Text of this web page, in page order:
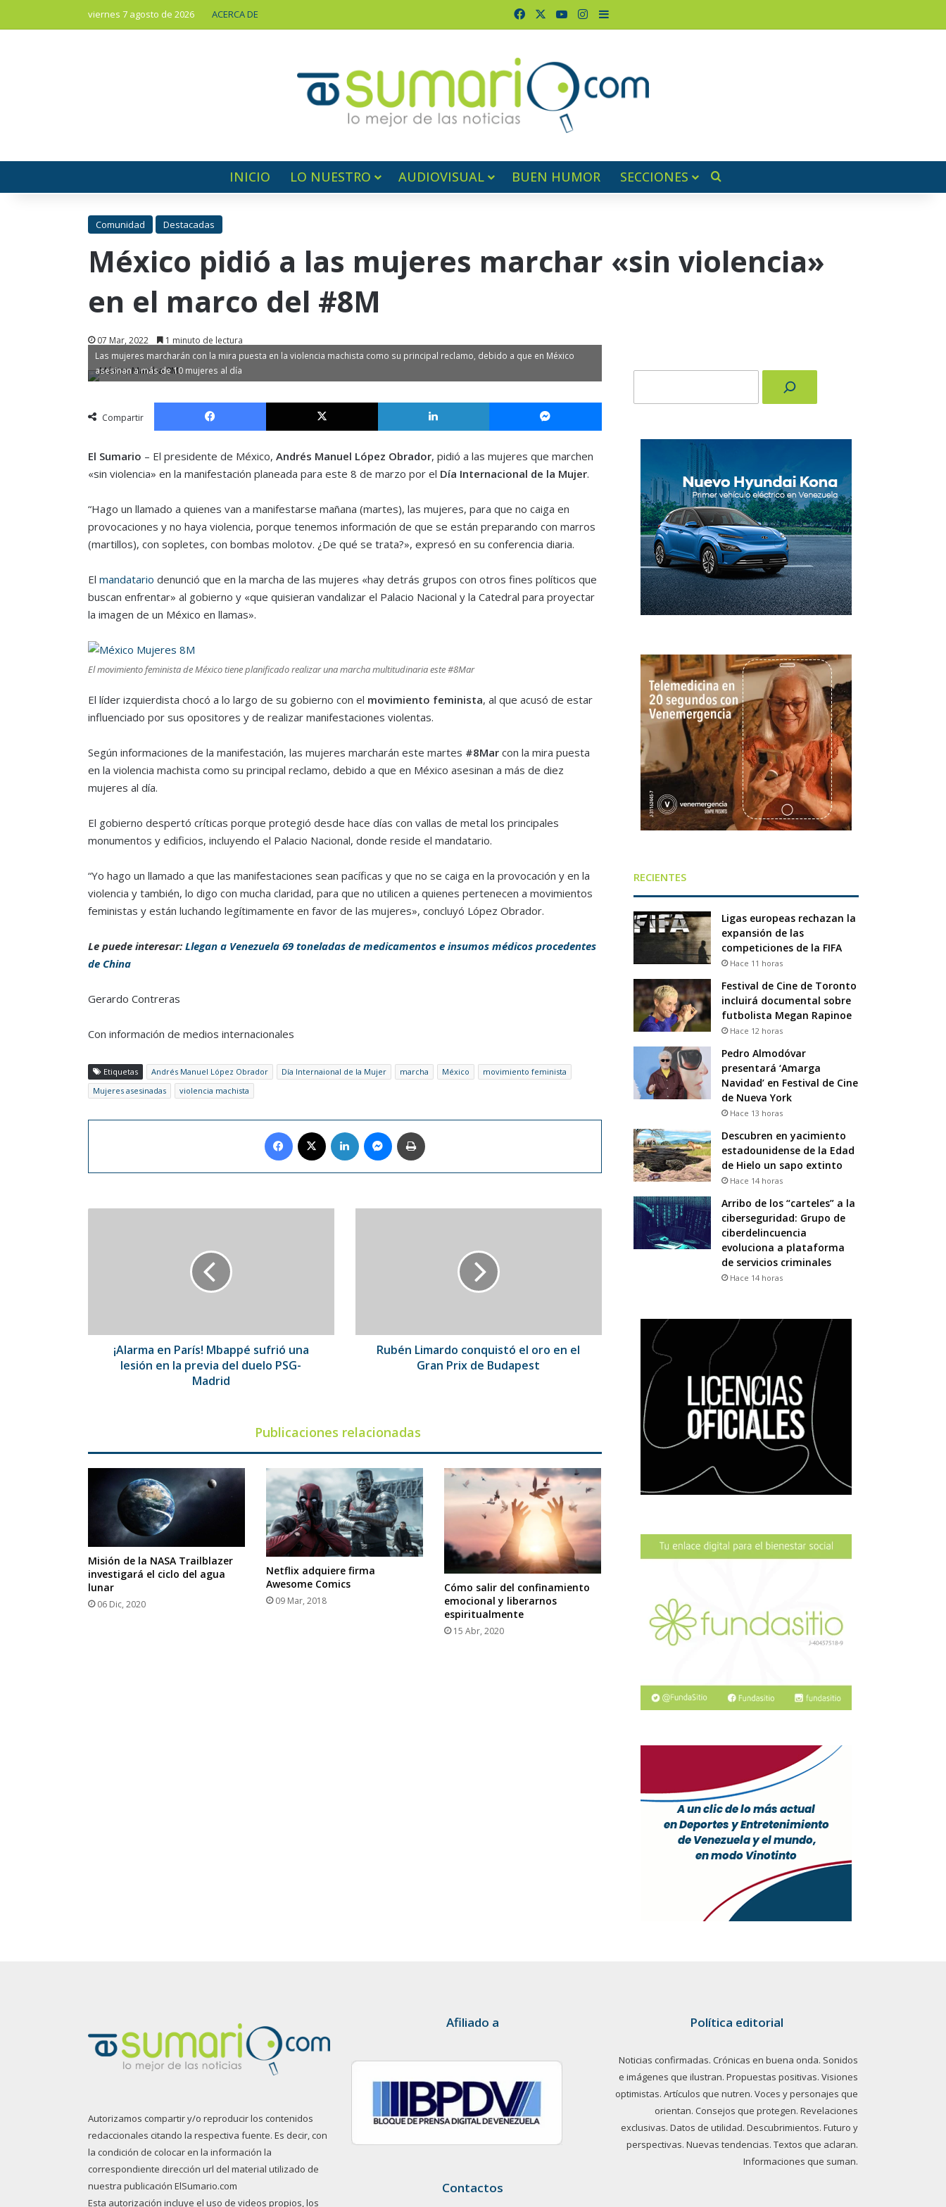
viernes 7 agosto de 2026 ACERCA DE FacebookYouTubeInstagram
Barra lateral
INICIO LO NUESTRO AUDIOVISUAL BUEN HUMOR SECCIONES
Comunidad Destacadas
México pidió a las mujeres marchar «sin violencia»
en el marco del #8M
07 Mar, 2022 1 minuto de lectura
Las mujeres marcharán con la mira puesta en la violencia machista como su principal reclamo, debido a que en México
asesinan a más de 10 mujeres al día
Compartir
Facebook X LinkedIn Messenger
El Sumario – El presidente de México, Andrés Manuel López Obrador, pidió a las mujeres que marchen
«sin violencia» en la manifestación planeada para este 8 de marzo por el Día Internacional de la Mujer.
“Hago un llamado a quienes van a manifestarse mañana (martes), las mujeres, para que no caiga en
provocaciones y no haya violencia, porque tenemos información de que se están preparando con marros
(martillos), con sopletes, con bombas molotov. ¿De qué se trata?», expresó en su conferencia diaria.
El mandatario denunció que en la marcha de las mujeres «hay detrás grupos con otros fines políticos que
buscan enfrentar» al gobierno y «que quisieran vandalizar el Palacio Nacional y la Catedral para proyectar
la imagen de un México en llamas».
El movimiento feminista de México tiene planificado realizar una marcha multitudinaria este #8Mar
El líder izquierdista chocó a lo largo de su gobierno con el movimiento feminista, al que acusó de estar
influenciado por sus opositores y de realizar manifestaciones violentas.
Según informaciones de la manifestación, las mujeres marcharán este martes #8Marcon la mira puesta
en la violencia machista como su principal reclamo, debido a que en México asesinan a más de diez
mujeres al día.
El gobierno despertó críticas porque protegió desde hace días con vallas de metal los principales
monumentos y edificios, incluyendo el Palacio Nacional, donde reside el mandatario.
“Yo hago un llamado a que las manifestaciones sean pacíficas y que no se caiga en la provocación y en la
violencia y también, lo digo con mucha claridad, para que no utilicen a quienes pertenecen a movimientos
feministas y están luchando legítimamente en favor de las mujeres», concluyó López Obrador.
Le puede interesar: Llegan a Venezuela 69 toneladas de medicamentos e insumos médicos procedentes
de China
Gerardo Contreras
Con información de medios internacionales
Etiquetas Andrés Manuel López Obrador Día Internaional de la Mujer marcha México
movimiento feminista
Mujeres asesinadas
violencia machista
Facebook LinkedIn Messenger
la
previa¡Alarma en París! Mbappé sufrió una
lesión en la previa del duelo PSG-
Madrid
Prix
Rubén Limardo conquistó el oro en el
Gran Prix de Budapest
Publicaciones relacionadas
Misión de la NASA Trailblazer
investigará el ciclo del agua
lunar
06 Dic, 2020
Netflix adquiere firma
Awesome Comics
09 Mar, 2018
Cómo salir del confinamiento
emocional y liberarnos
espiritualmente
15 Abr, 2020
RECIENTES
Ligas europeas rechazan la
expansión de las
competiciones de la FIFA
Hace 11 horas
Festival de Cine de Toronto
incluirá documental sobre
futbolista Megan Rapinoe
Hace 12 horas
Pedro Almodóvar
presentará ‘Amarga
Navidad’ en Festival de Cine
de Nueva York
Hace 13 horas
Descubren en yacimiento
estadounidense de la Edad
de Hielo un sapo extinto
Hace 14 horas
Arribo de los “carteles” a la
ciberseguridad: Grupo de
ciberdelincuencia
evoluciona a plataforma
de servicios criminales
Hace 14 horas
Autorizamos compartir y/o reproducir los contenidos
redaccionales citando la respectiva fuente. Es decir, con
la condición de colocar en la información la
correspondiente dirección url del material utilizado de
nuestra publicación ElSumario.com
Esta autorización incluye el uso de videos propios, los
Afiliado a
Contactos
Política editorial
Noticias confirmadas. Crónicas en buena onda. Sonidos
e imágenes que ilustran. Propuestas positivas. Visiones
optimistas. Artículos que nutren. Voces y personajes que
orientan. Consejos que protegen. Revelaciones
exclusivas. Datos de utilidad. Descubrimientos. Futuro y
perspectivas. Nuevas tendencias. Textos que aclaran.
Informaciones que suman.